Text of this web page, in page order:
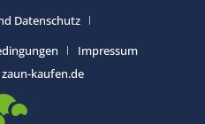
Datenschutz
Impressum
kaufen.de